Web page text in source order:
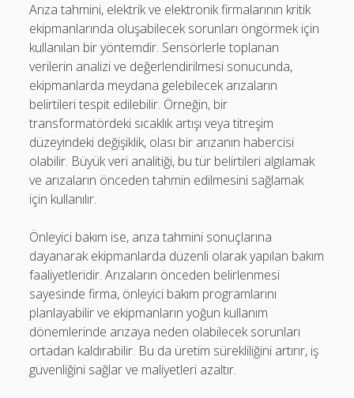
Arıza tahmini, elektrik ve elektronik firmalarının kritik
ekipmanlarında oluşabilecek sorunları öngörmek için
kullanılan bir yöntemdir. Sensörlerle toplanan
verilerin analizi ve değerlendirilmesi sonucunda,
ekipmanlarda meydana gelebilecek arızaların
belirtileri tespit edilebilir. Örneğin, bir
transformatördeki sıcaklık artışı veya titreşim
düzeyindeki değişiklik, olası bir arızanın habercisi
olabilir. Büyük veri analitiği, bu tür belirtileri algılamak
ve arızaların önceden tahmin edilmesini sağlamak
için kullanılır.
Önleyici bakım ise, arıza tahmini sonuçlarına
dayanarak ekipmanlarda düzenli olarak yapılan bakım
faaliyetleridir. Arızaların önceden belirlenmesi
sayesinde firma, önleyici bakım programlarını
planlayabilir ve ekipmanların yoğun kullanım
dönemlerinde arızaya neden olabilecek sorunları
ortadan kaldırabilir. Bu da üretim sürekliliğini artırır, iş
güvenliğini sağlar ve maliyetleri azaltır.